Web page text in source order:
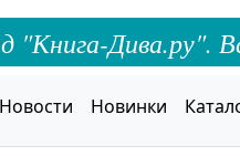
Дива.ру".
Новости Новинки